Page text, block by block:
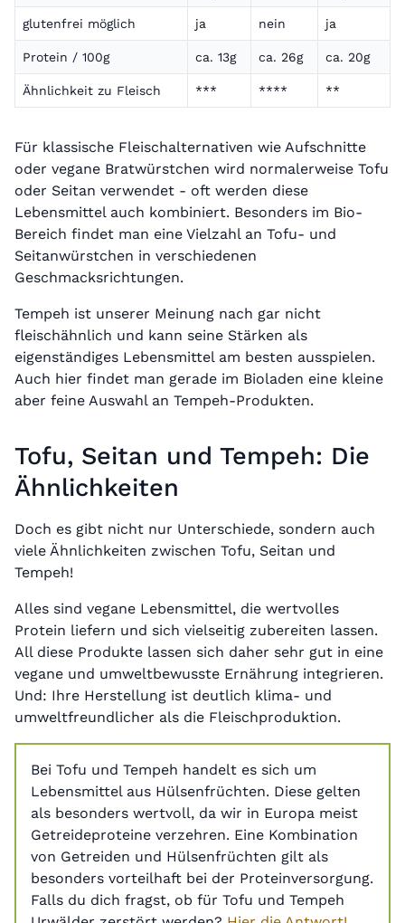
glutenfrei möglich ja nein ja
Protein / 100g ca. 13g ca. 26g ca. 20g
Ähnlichkeit zu Fleisch *** **** **
Für klassische Fleischalternativen wie Aufschnitte
oder vegane Bratwürstchen wird normalerweise Tofu
oder Seitan verwendet - oft werden diese
Lebensmittel auch kombiniert. Besonders im Bio-
Bereich findet man eine Vielzahl an Tofu- und
Seitanwürstchen in verschiedenen
Geschmacksrichtungen.
Tempeh ist unserer Meinung nach gar nicht
fleischähnlich und kann seine Stärken als
eigenständiges Lebensmittel am besten ausspielen.
Auch hier findet man gerade im Bioladen eine kleine
aber feine Auswahl an Tempeh-Produkten.
Tofu, Seitan und Tempeh: Die
Ähnlichkeiten
Doch es gibt nicht nur Unterschiede, sondern auch
viele Ähnlichkeiten zwischen Tofu, Seitan und
Tempeh!
Alles sind vegane Lebensmittel, die wertvolles
Protein liefern und sich vielseitig zubereiten lassen.
All diese Produkte lassen sich daher sehr gut in eine
vegane und umweltbewusste Ernährung integrieren.
Und: Ihre Herstellung ist deutlich klima- und
umweltfreundlicher als die Fleischproduktion.
Bei Tofu und Tempeh handelt es sich um
Lebensmittel aus Hülsenfrüchten. Diese gelten
als besonders wertvoll, da wir in Europa meist
Getreideproteine verzehren. Eine Kombination
von Getreiden und Hülsenfrüchten gilt als
besonders vorteilhaft bei der Proteinversorgung.
Falls du dich fragst, ob für Tofu und Tempeh